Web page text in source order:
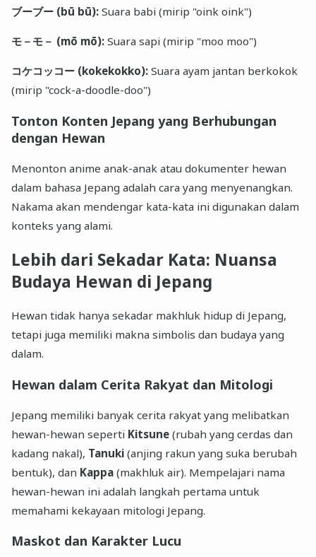
ブーブー (bū bū): Suara babi (mirip "oink oink")
モ－モ－ (mō mō): Suara sapi (mirip "moo moo")
コケコッコー (kokekokko): Suara ayam jantan berkokok
(mirip "cock-a-doodle-doo")
Tonton Konten Jepang yang Berhubungan
dengan Hewan
Menonton anime anak-anak atau dokumenter hewan
dalam bahasa Jepang adalah cara yang menyenangkan.
Nakama akan mendengar kata-kata ini digunakan dalam
konteks yang alami.
Lebih dari Sekadar Kata: Nuansa
Budaya Hewan di Jepang
Hewan tidak hanya sekadar makhluk hidup di Jepang,
tetapi juga memiliki makna simbolis dan budaya yang
dalam.
Hewan dalam Cerita Rakyat dan Mitologi
Jepang memiliki banyak cerita rakyat yang melibatkan
hewan-hewan seperti Kitsune (rubah yang cerdas dan
kadang nakal), Tanuki (anjing rakun yang suka berubah
bentuk), dan Kappa (makhluk air). Mempelajari nama
hewan-hewan ini adalah langkah pertama untuk
memahami kekayaan mitologi Jepang.
Maskot dan Karakter Lucu